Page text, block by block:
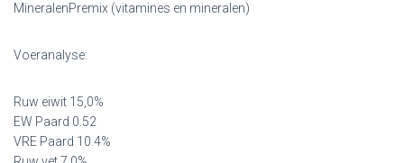
MineralenPremix (vitamines en mineralen)
Voeranalyse:
Ruw eiwit 15,0%
EW Paard 0.52
VRE Paard 10.4%